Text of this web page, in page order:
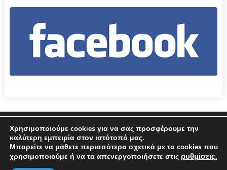
Επικοινωνία Όροι χρήσης – Πολιτική Απορρήτου
© 2026 Δήμος Αμφιλοχίας
Χρησιμοποιούμε cookies για να σας προσφέρουμε την
καλύτερη εμπειρία στον ιστότοπό μας.
Μπορείτε να μάθετε περισσότερα σχετικά με τα cookies που
χρησιμοποιούμε ή να τα απενεργοποιήσετε στις ρυθμίσεις.